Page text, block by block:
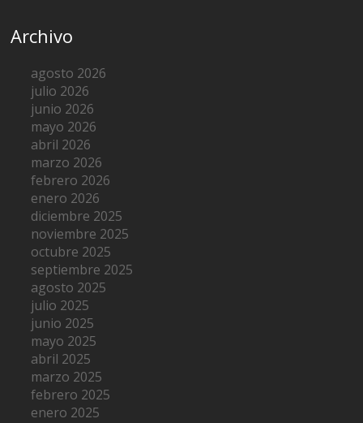
Archivo
agosto 2026
julio 2026
junio 2026
mayo 2026
abril 2026
marzo 2026
febrero 2026
enero 2026
diciembre 2025
noviembre 2025
octubre 2025
septiembre 2025
agosto 2025
julio 2025
junio 2025
mayo 2025
abril 2025
marzo 2025
febrero 2025
enero 2025